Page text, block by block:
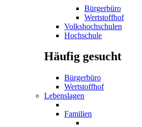
Bürgerbüro
Wertstoffhof
Volkshochschulen
Hochschule
Häufig gesucht
Bürgerbüro
Wertstoffhof
Lebenslagen
Familien